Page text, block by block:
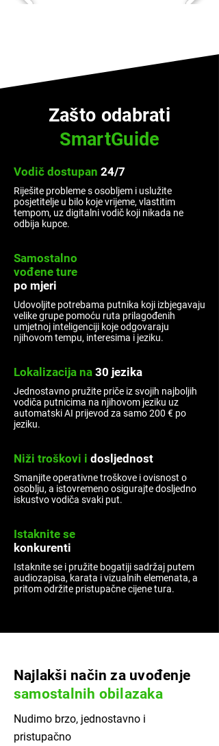
Zašto odabrati
SmartGuide
Vodič dostupan 24/7
Riješite probleme s osobljem i uslužite
posjetitelje u bilo koje vrijeme, vlastitim
tempom, uz digitalni vodič koji nikada ne
odbija kupce.
Samostalno
vođene ture
po mjeri
Udovoljite potrebama putnika koji izbjegavaju
velike grupe pomoću ruta prilagođenih
umjetnoj inteligenciji koje odgovaraju
njihovom tempu, interesima i jeziku.
Lokalizacija na 30 jezika
Jednostavno pružite priče iz svojih najboljih
vodiča putnicima na njihovom jeziku uz
automatski AI prijevod za samo 200 € po
jeziku.
Niži troškovi i dosljednost
Smanjite operativne troškove i ovisnost o
osoblju, a istovremeno osigurajte dosljedno
iskustvo vodiča svaki put.
Istaknite se
konkurenti
Istaknite se i pružite bogatiji sadržaj putem
audiozapisa, karata i vizualnih elemenata, a
pritom održite pristupačne cijene tura.
Najlakši način za uvođenje
samostalnih obilazaka
Nudimo brzo, jednostavno i
pristupačno